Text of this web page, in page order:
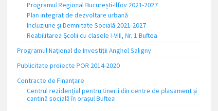
Programul Regional București-Ilfov 2021-2027
Plan integrat de dezvoltare urbană
Incluziune și Demnitate Socială 2021-2027
Reabilitarea Școlii cu clasele I-VIII, Nr. 1 Buftea
Programul Național de Investiții Anghel Saligny
Publicitate proiecte POR 2014-2020
Contracte de Finanțare
Centrul rezidențial pentru tinerii din centre de plasament și
cantină socială în orașul Buftea